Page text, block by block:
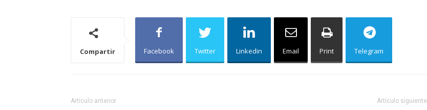
Compartir Facebook Twitter Linkedin Email Print Telegram
Artículo anterior Artículo siguiente